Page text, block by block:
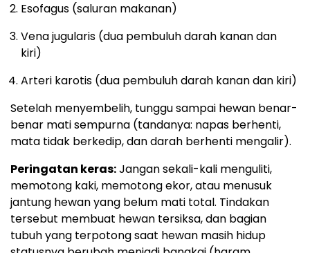
Esofagus (saluran makanan)
Vena jugularis (dua pembuluh darah kanan dan
kiri)
Arteri karotis (dua pembuluh darah kanan dan kiri)
Setelah menyembelih, tunggu sampai hewan benar-
benar mati sempurna (tandanya: napas berhenti,
mata tidak berkedip, dan darah berhenti mengalir).
Peringatan keras:Jangan sekali-kali menguliti,
memotong kaki, memotong ekor, atau menusuk
jantung hewan yang belum mati total. Tindakan
tersebut membuat hewan tersiksa, dan bagian
tubuh yang terpotong saat hewan masih hidup